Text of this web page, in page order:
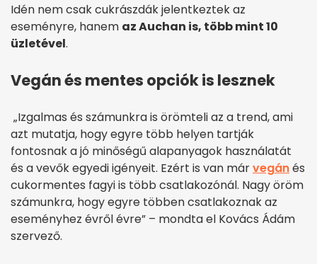
Idén nem csak cukrászdák jelentkeztek az
eseményre, hanem az Auchan is, több mint 10
üzletével.
Vegán és mentes opciók is lesznek
„Izgalmas és számunkra is örömteli az a trend, ami
azt mutatja, hogy egyre több helyen tartják
fontosnak a jó minőségű alapanyagok használatát
és a vevők egyedi igényeit. Ezért is van márvegánés
cukormentes fagyi is több csatlakozónál. Nagy öröm
számunkra, hogy egyre többen csatlakoznak az
eseményhez évről évre” – mondta el Kovács Ádám
szervező.